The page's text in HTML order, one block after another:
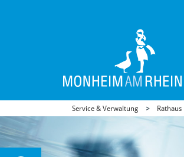
Service & Verwaltung Rathaus